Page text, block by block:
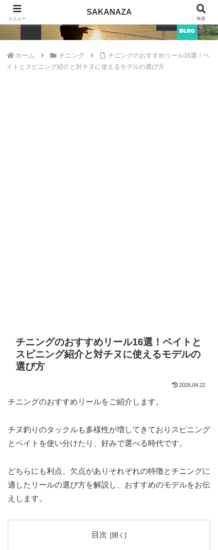
SAKANAZA
ホーム チニング
チニングのおすすめリール16選！ベ
イトとスピニング紹介と対チヌに使えるモデルの選び方
チニングのおすすめリール16選！ベイトと
スピニング紹介と対チヌに使えるモデルの
選び方
2026.04.22
チニングのおすすめリールをご紹介します。
チヌ釣りのタックルも多様性が増してきておりスピニング
とベイトを使い分けたり、好みで選べる時代です。
どちらにも利点、欠点がありそれぞれの特徴とチニングに
適したリールの選び方を解説し、おすすめのモデルをお伝
えします。
目次
メニュー
SAKANAZA
検索